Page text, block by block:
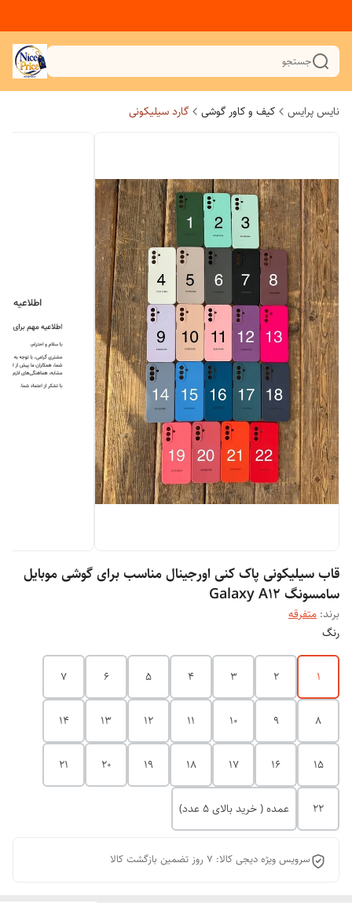
جستجو
نایس پرایس کیف و کاور گوشی گارد سیلیکونی
قاب سیلیکونی پاک کنی اورجینال مناسب برای گوشی موبایل
سامسونگ Galaxy A12
برند: متفرقه
رنگ
1
2
3
4
5
6
7
8
9
10
11
12
13
14
15
16
17
18
19
20
21
22 عمده ( خرید بالای 5 عدد)
سرویس ویژه دیجی کالا: 7 روز تضمین بازگشت کالا